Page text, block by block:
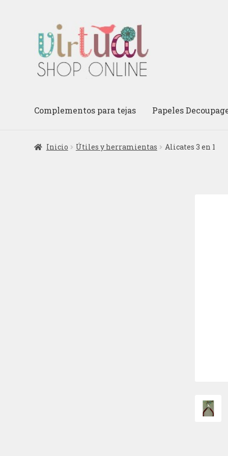
la
navegación
al
contenido
Complementos para tejas Papeles
Inicio Útiles y herramientas Alicates 3 en 1